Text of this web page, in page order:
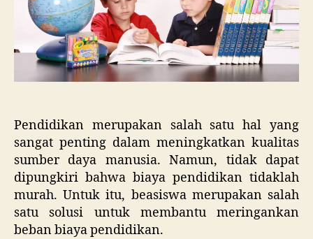
Pendidikan merupakan salah satu hal yang
sangat penting dalam meningkatkan kualitas
sumber daya manusia. Namun, tidak dapat
dipungkiri bahwa biaya pendidikan tidaklah
murah. Untuk itu, beasiswa merupakan salah
satu solusi untuk membantu meringankan
beban biaya pendidikan.